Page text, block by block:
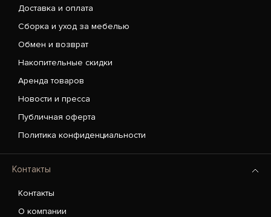
Доставка и оплата
Сборка и уход за мебелью
Обмен и возврат
Накопительные скидки
Аренда товаров
Новости и пресса
Публичная оферта
Политика конфиденциальности
Контакты
Контакты
О компании